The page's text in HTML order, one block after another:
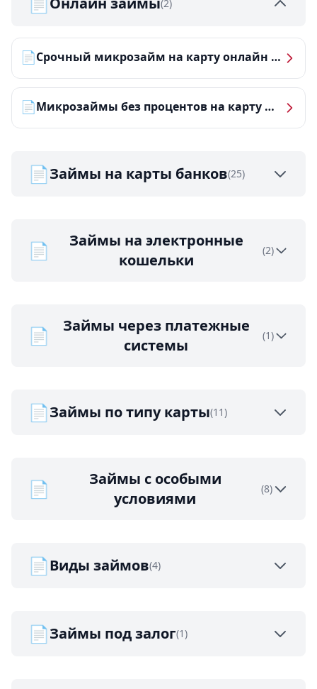
(2)
📄 Срочный микрозайм на карту онлайн — получить деньги за 5 минут
📄 Микрозаймы без процентов на карту — ТОП-10 за 2026 год
📄Займы на карты банков(25)
📄
Займы на электронные
кошельки
(2)
📄
Займы через платежные
системы
(1)
📄Займы по типу карты(11)
📄
Займы с особыми
условиями
(8)
📄Виды займов(4)
📄Займы под залог(1)